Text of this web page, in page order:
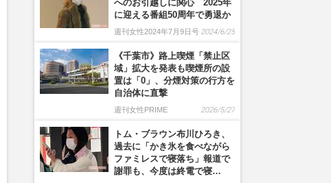
へのお引越しに関心 2025年
に迎える番組50周年で勇退か
週刊女性2024年7月9日号 2024/6/25
《千葉市》路上喫煙「禁止区
域」拡大を発表も喫煙所の設
置は「0」、分煙対策の行方を
自治体に直撃
週刊女性PRIME 2026/5/27
トム・ブラウン布川ひろき、
過去に「かき氷を食べながら
ファミレスで寝落ち」報道で
謝罪も、今度は終電で寝…